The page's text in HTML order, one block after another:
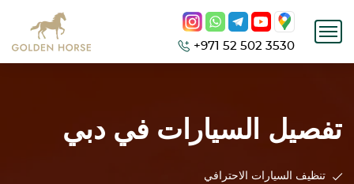
+971 52 502 3530
تفصيل السيارات في دبي
تنظيف السيارات الاحترافي